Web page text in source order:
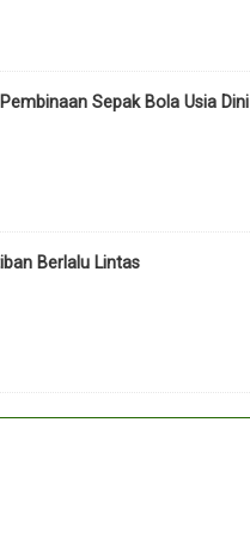
Sepak Bola Usia Dini
Berlalu Lintas